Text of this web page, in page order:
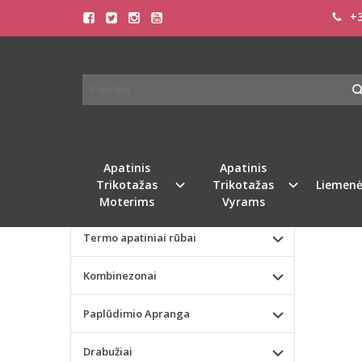
Apatinis
Trikotažas
Moterims
Apatinis
Trikotažas
Vyrams
PGL
Valentino dienos dovana
Liemenėlės
Termo apatiniai rūbai
Kombinezonai
Paplūdimio Apranga
Drabužiai